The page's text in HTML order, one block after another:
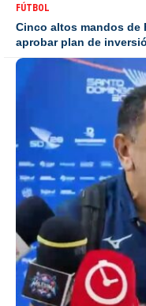
FÚTBOL
Cinco altos mandos de
aprobar plan de